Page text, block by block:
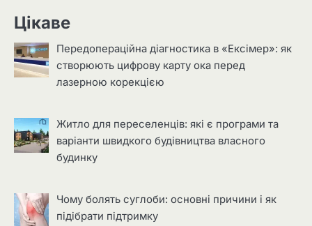
Цікаве
Передопераційна діагностика в «Ексімер»: як
створюють цифрову карту ока перед
лазерною корекцією
Житло для переселенців: які є програми та
варіанти швидкого будівництва власного
будинку
Чому болять суглоби: основні причини і як
підібрати підтримку